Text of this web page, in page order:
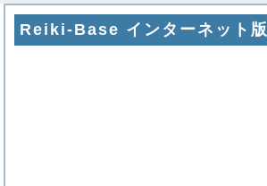
Reiki-Base インターネット版